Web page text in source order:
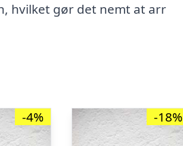
hvilket gør det nemt at arr
-4% -18%